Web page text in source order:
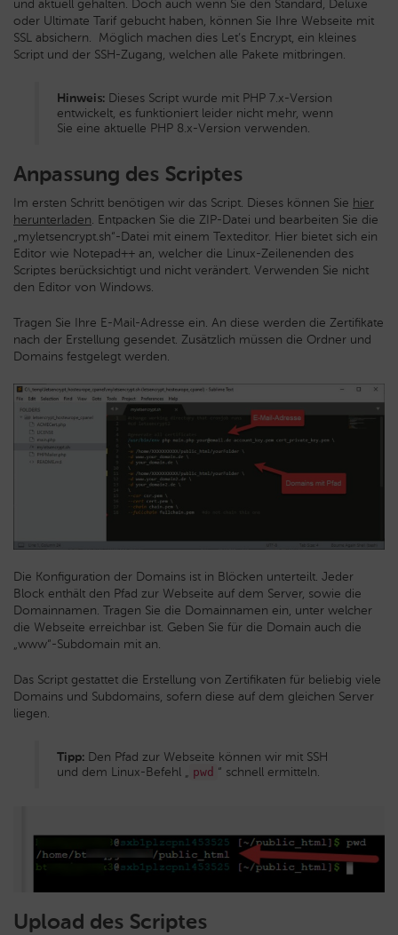
und aktuell gehalten. Doch auch wenn Sie den Standard, Deluxe
oder Ultimate Tarif gebucht haben, können Sie Ihre Webseite mit
SSL absichern. Möglich machen dies Let’s Encrypt, ein kleines
Script und der SSH-Zugang, welchen alle Pakete mitbringen.
Hinweis: Dieses Script wurde mit PHP 7.x-Version
entwickelt, es funktioniert leider nicht mehr, wenn
Sie eine aktuelle PHP 8.x-Version verwenden.
Anpassung des Scriptes
Im ersten Schritt benötigen wir das Script. Dieses können Sie hier
herunterladen. Entpacken Sie die ZIP-Datei und bearbeiten Sie die
„myletsencrypt.sh“-Datei mit einem Texteditor. Hier bietet sich ein
Editor wie Notepad++ an, welcher die Linux-Zeilenenden des
Scriptes berücksichtigt und nicht verändert. Verwenden Sie nicht
den Editor von Windows.
Tragen Sie Ihre E-Mail-Adresse ein. An diese werden die Zertifikate
nach der Erstellung gesendet. Zusätzlich müssen die Ordner und
Domains festgelegt werden.
Die Konfiguration der Domains ist in Blöcken unterteilt. Jeder
Block enthält den Pfad zur Webseite auf dem Server, sowie die
Domainnamen. Tragen Sie die Domainnamen ein, unter welcher
die Webseite erreichbar ist. Geben Sie für die Domain auch die
„www“-Subdomain mit an.
Das Script gestattet die Erstellung von Zertifikaten für beliebig viele
Domains und Subdomains, sofern diese auf dem gleichen Server
liegen.
Tipp: Den Pfad zur Webseite können wir mit SSH
und dem Linux-Befehl „ pwd “ schnell ermitteln.
Upload des Scriptes